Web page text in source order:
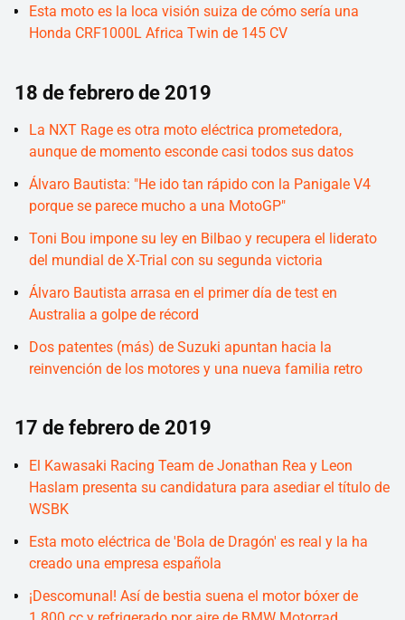
Esta moto es la loca visión suiza de cómo sería una
Honda CRF1000L Africa Twin de 145 CV
18 de febrero de 2019
La NXT Rage es otra moto eléctrica prometedora,
aunque de momento esconde casi todos sus datos
Álvaro Bautista: "He ido tan rápido con la Panigale V4
porque se parece mucho a una MotoGP"
Toni Bou impone su ley en Bilbao y recupera el liderato
del mundial de X-Trial con su segunda victoria
Álvaro Bautista arrasa en el primer día de test en
Australia a golpe de récord
Dos patentes (más) de Suzuki apuntan hacia la
reinvención de los motores y una nueva familia retro
17 de febrero de 2019
El Kawasaki Racing Team de Jonathan Rea y Leon
Haslam presenta su candidatura para asediar el título de
WSBK
Esta moto eléctrica de 'Bola de Dragón' es real y la ha
creado una empresa española
¡Descomunal! Así de bestia suena el motor bóxer de